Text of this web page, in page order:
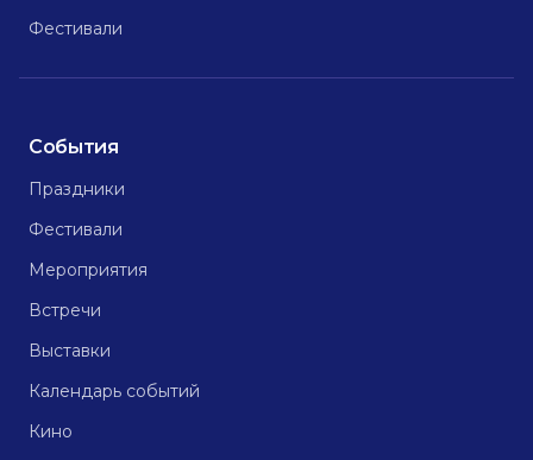
Фестивали
События
Праздники
Фестивали
Мероприятия
Встречи
Выставки
Календарь событий
Кино